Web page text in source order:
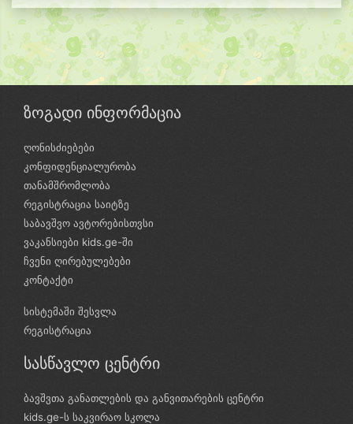
ზოგადი ინფორმაცია
ღონისძიებები
კონფიდენციალურობა
თანამშრომლობა
რეგისტრაცია საიტზე
საბავშვო ავტორებისთვსი
ვაკანსიები kids.ge-ში
ჩვენი ღირებულებები
კონტაქტი
სისტემაში შესვლა
რეგისტრაცია
სასწავლო ცენტრი
ბავშვთა განათლების და განვითარების ცენტრი
kids.ge-ს საკვირაო სკოლა